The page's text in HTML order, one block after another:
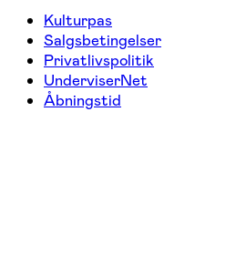
Kulturpas
Salgsbetingelser
Privatlivspolitik
UnderviserNet
Åbningstid